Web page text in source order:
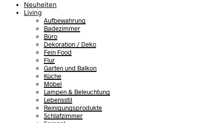
Neuheiten
Living
Aufbewahrung
Badezimmer
Büro
Dekoration / Deko
Fein Food
Flur
Garten und Balkon
Küche
Möbel
Lampen & Beleuchtung
Lebensstil
Reinigungsprodukte
Schlafzimmer